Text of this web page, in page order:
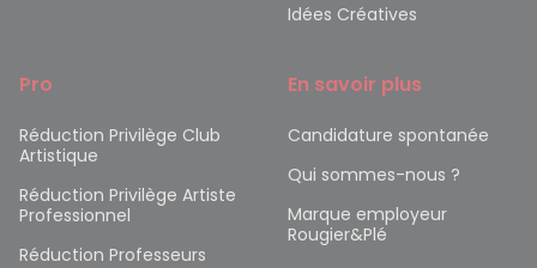
Idées Créatives
Pro
Réduction Privilège Club
Artistique
Réduction Privilège Artiste
Professionnel
Réduction Professeurs
En savoir plus
Candidature spontanée
Qui sommes-nous ?
Marque employeur
Rougier&Plé